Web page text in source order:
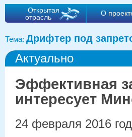
Открытая
отрасль
О
Тема: Дрифтер под
Актуально
Эффективная
интересует
24 февраля 2016